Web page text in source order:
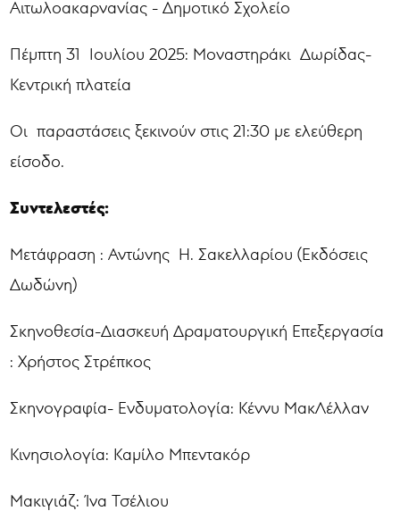
Αιτωλοακαρνανίας - Δημοτικό Σχολείο
Πέμπτη 31 Ιουλίου 2025: Μοναστηράκι Δωρίδας-
Κεντρική πλατεία
Οι παραστάσεις ξεκινούν στις 21:30 με ελεύθερη
είσοδο.
Συντελεστές:
Μετάφραση : Αντώνης Η. Σακελλαρίου (Εκδόσεις
Δωδώνη)
Σκηνοθεσία-Διασκευή Δραματουργική Επεξεργασία
: Χρήστος Στρέπκος
Σκηνογραφία- Ενδυματολογία: Κέννυ ΜακΛέλλαν
Κινησιολογία: Καμίλο Μπεντακόρ
Μακιγιάζ: Ίνα Τσέλιου